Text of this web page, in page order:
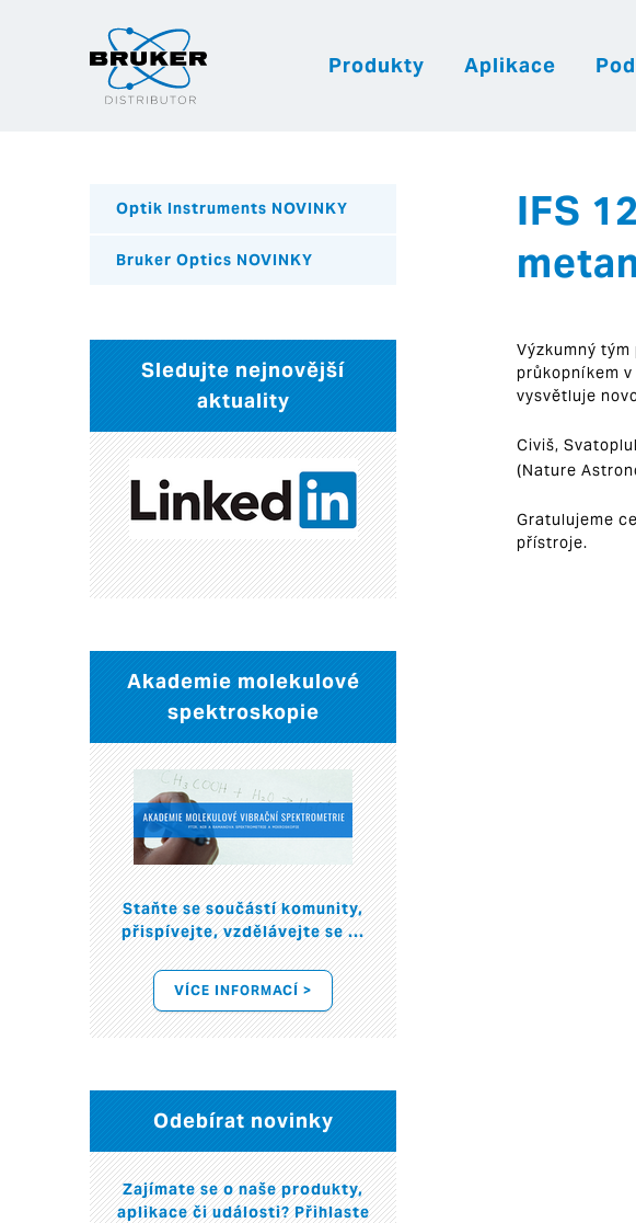
Produkty Aplikace
IFS
Výzkumný
průkopníkem
vysvětluje
Civiš,
(Nature
Gratulujeme
přístroje.
Optik Instruments NOVINKY
Bruker Optics NOVINKY
Sledujte nejnovější
aktuality
Akademie molekulové
spektroskopie
Staňte se součástí komunity,
přispívejte, vzdělávejte se ...
VÍCE INFORMACÍ >
Odebírat novinky
Zajímate se o naše produkty,
aplikace či události? Přihlaste